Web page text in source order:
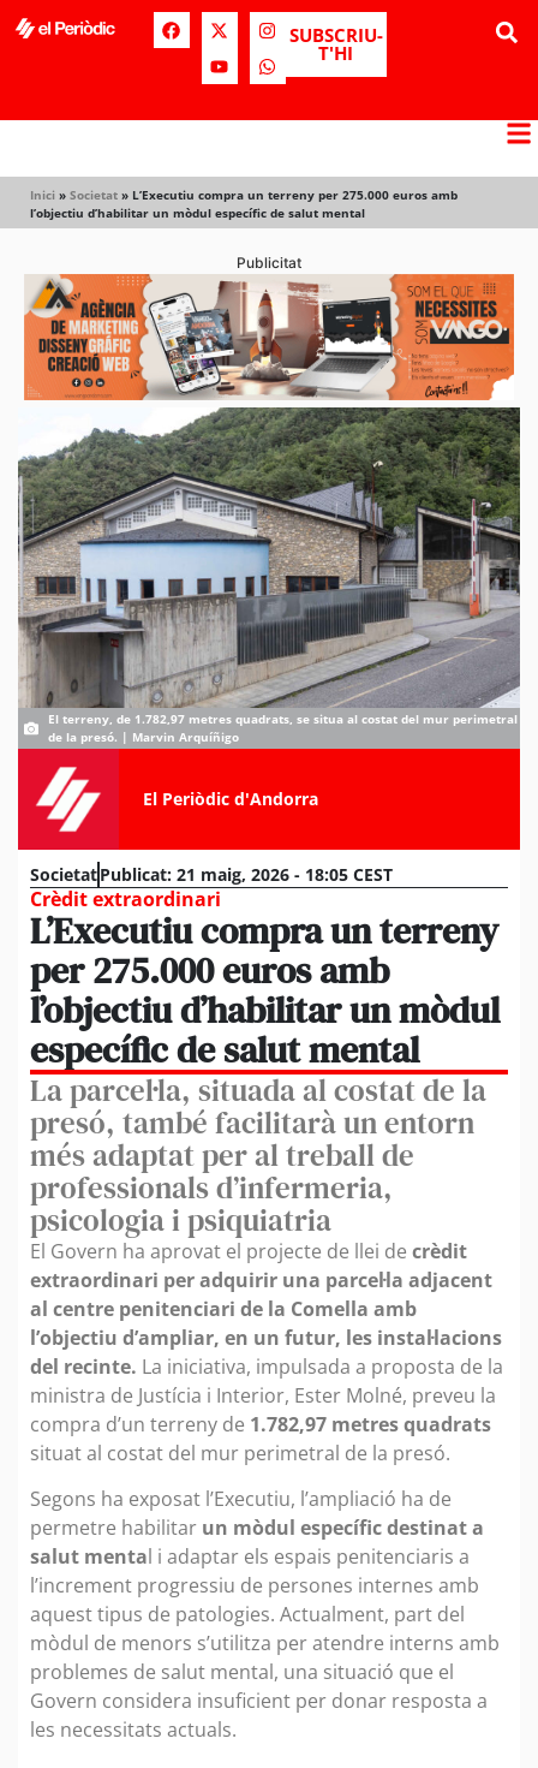
SUBSCRIU-
T'HI
Inici » Societat » L’Executiu compra un terreny per 275.000 euros amb
l’objectiu d’habilitar un mòdul específic de salut mental
Publicitat
El terreny, de 1.782,97 metres quadrats, se situa al costat del mur perimetral
de la presó. | Marvin Arquíñigo
El Periòdic d'Andorra
SocietatPublicat: 21 maig, 2026 - 18:05 CEST
Crèdit extraordinari
L’Executiu compra un terreny
per 275.000 euros amb
l’objectiu d’habilitar un mòdul
específic de salut mental
La parcel·la, situada al costat de la
presó, també facilitarà un entorn
més adaptat per al treball de
professionals d’infermeria,
psicologia i psiquiatria
El Govern ha aprovat el projecte de llei de crèdit
extraordinari per adquirir una parcel·la adjacent
al centre penitenciari de la Comella amb
l’objectiu d’ampliar, en un futur, les instal·lacions
del recinte. La iniciativa, impulsada a proposta de la
ministra de Justícia i Interior, Ester Molné, preveu la
compra d’un terreny de 1.782,97 metres quadrats
situat al costat del mur perimetral de la presó.
Segons ha exposat l’Executiu, l’ampliació ha de
permetre habilitar un mòdul específic destinat a
salut mental i adaptar els espais penitenciaris a
l’increment progressiu de persones internes amb
aquest tipus de patologies. Actualment, part del
mòdul de menors s’utilitza per atendre interns amb
problemes de salut mental, una situació que el
Govern considera insuficient per donar resposta a
les necessitats actuals.